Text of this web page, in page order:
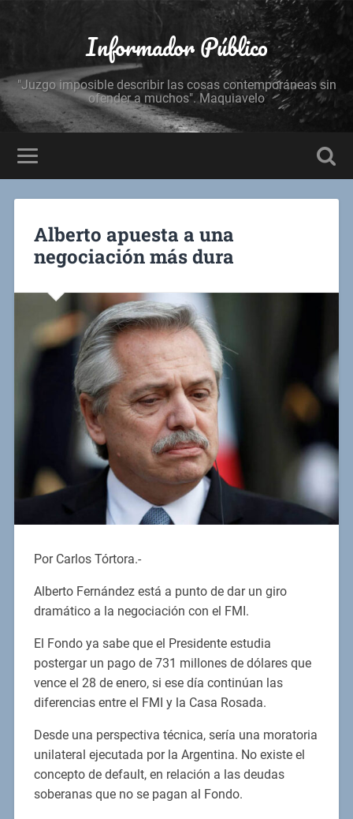
Informador Público
"Juzgo imposible describir las cosas contemporáneas sin
ofender a muchos". Maquiavelo
Alberto apuesta a una
negociación más dura
Por Carlos Tórtora.-
Alberto Fernández está a punto de dar un giro
dramático a la negociación con el FMI.
El Fondo ya sabe que el Presidente estudia
postergar un pago de 731 millones de dólares que
vence el 28 de enero, si ese día continúan las
diferencias entre el FMI y la Casa Rosada.
Desde una perspectiva técnica, sería una moratoria
unilateral ejecutada por la Argentina. No existe el
concepto de default, en relación a las deudas
soberanas que no se pagan al Fondo.